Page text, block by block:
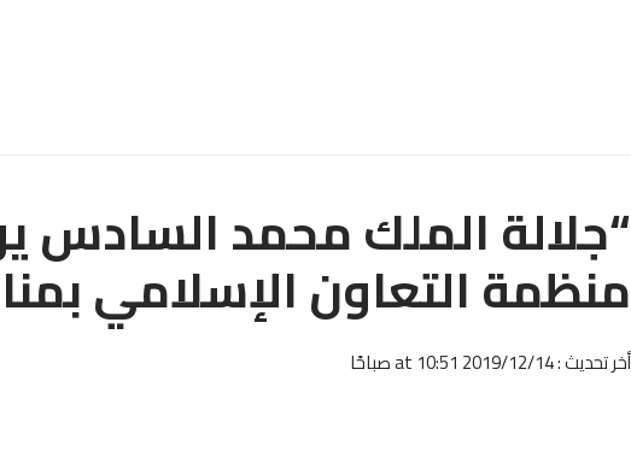
“جلالة الملك محمد السادس
منظمة التعاون الإسلامي
أخر تحديث : 2019/12/14 at 10:51 صباحًا